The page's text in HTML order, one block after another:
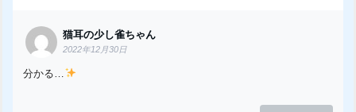
猫耳の少し雀ちゃん
2022年12月30日
分かる…